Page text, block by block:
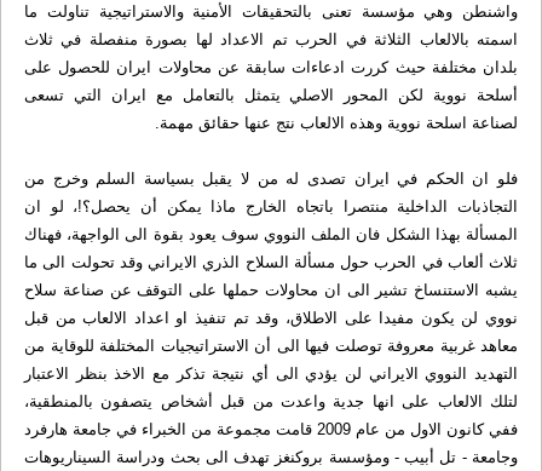
واشنطن وهي مؤسسة تعنى بالتحقيقات الأمنية والاستراتيجية تناولت ما
اسمته بالالعاب الثلاثة في الحرب تم الاعداد لها بصورة منفصلة في ثلاث
بلدان مختلفة حيث كررت ادعاءات سابقة عن محاولات ايران للحصول على
أسلحة نووية لكن المحور الاصلي يتمثل بالتعامل مع ايران التي تسعى
لصناعة اسلحة نووية وهذه الالعاب نتج عنها حقائق مهمة.
فلو ان الحكم في ايران تصدى له من لا يقبل بسياسة السلم وخرج من
التجاذبات الداخلية منتصرا باتجاه الخارج ماذا يمكن أن يحصل؟!، لو ان
المسألة بهذا الشكل فان الملف النووي سوف يعود بقوة الى الواجهة، فهناك
ثلاث ألعاب في الحرب حول مسألة السلاح الذري الايراني وقد تحولت الى ما
يشبه الاستنساخ تشير الى ان محاولات حملها على التوقف عن صناعة سلاح
نووي لن يكون مفيدا على الاطلاق، وقد تم تنفيذ او اعداد الالعاب من قبل
معاهد غربية معروفة توصلت فيها الى أن الاستراتيجيات المختلفة للوقاية من
التهديد النووي الايراني لن يؤدي الى أي نتيجة تذكر مع الاخذ بنظر الاعتبار
لتلك الالعاب على انها جدية واعدت من قبل أشخاص يتصفون بالمنطقية،
ففي كانون الاول من عام 2009 قامت مجموعة من الخبراء في جامعة هارفرد
وجامعة - تل أبيب - ومؤسسة بروكنغز تهدف الى بحث ودراسة السيناريوهات